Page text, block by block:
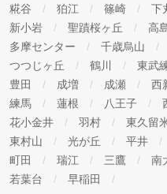
糀谷
狛江 篠崎 下
新小岩
聖蹟桜ヶ丘 高
多摩センター
千歳烏山
つつじヶ丘
鶴川 東武
豊田
成増 成瀬 西
練馬
蓮根 八王子
花小金井
羽村 東久留
東村山
光が丘 平井
町田
瑞江 三鷹 南
若葉台
早稲田